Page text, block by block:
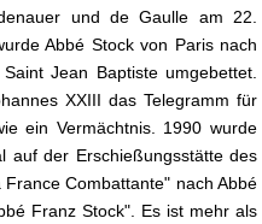
und de Gaulle am 22.
Abbé Stock von Paris nach
Jean Baptiste umgebettet.
XXIII das Telegramm für
ein Vermächtnis. 1990 wurde
auf der Erschießungsstätte des
Combattante" nach Abbé
Franz Stock". Es ist mehr als